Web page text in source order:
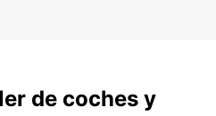
de coches y